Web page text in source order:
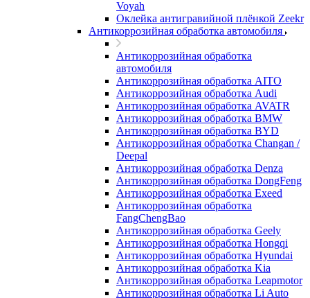
Voyah
Оклейка антигравийной плёнкой Zeekr
Антикоррозийная обработка автомобиля
Антикоррозийная обработка
автомобиля
Антикоррозийная обработка AITO
Антикоррозийная обработка Audi
Антикоррозийная обработка AVATR
Антикоррозийная обработка BMW
Антикоррозийная обработка BYD
Антикоррозийная обработка Changan /
Deepal
Антикоррозийная обработка Denza
Антикоррозийная обработка DongFeng
Антикоррозийная обработка Exeed
Антикоррозийная обработка
FangChengBao
Антикоррозийная обработка Geely
Антикоррозийная обработка Hongqi
Антикоррозийная обработка Hyundai
Антикоррозийная обработка Kia
Антикоррозийная обработка Leapmotor
Антикоррозийная обработка Li Auto